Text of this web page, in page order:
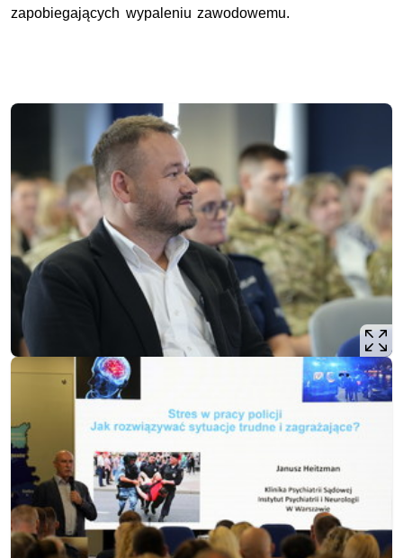
zapobiegających wypaleniu zawodowemu.